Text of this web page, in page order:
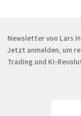
Newsletter von Lars
Jetzt anmelden, um
Trading und KI-